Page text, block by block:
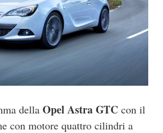
della Opel Astra GTC con il
con motore quattro cilindri a